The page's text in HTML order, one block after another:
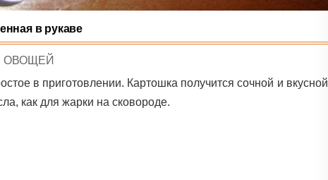
в рукаве
ОВОЩЕЙ
в приготовлении. Картошка получится сочной и вкусной
как для жарки на сковороде.